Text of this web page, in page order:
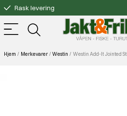
Rask levering
Gratis bytte
Fri frakt over 3000.-
Hjem Merkevarer Westin